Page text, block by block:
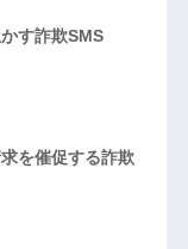
す詐欺SMS
を催促する詐欺